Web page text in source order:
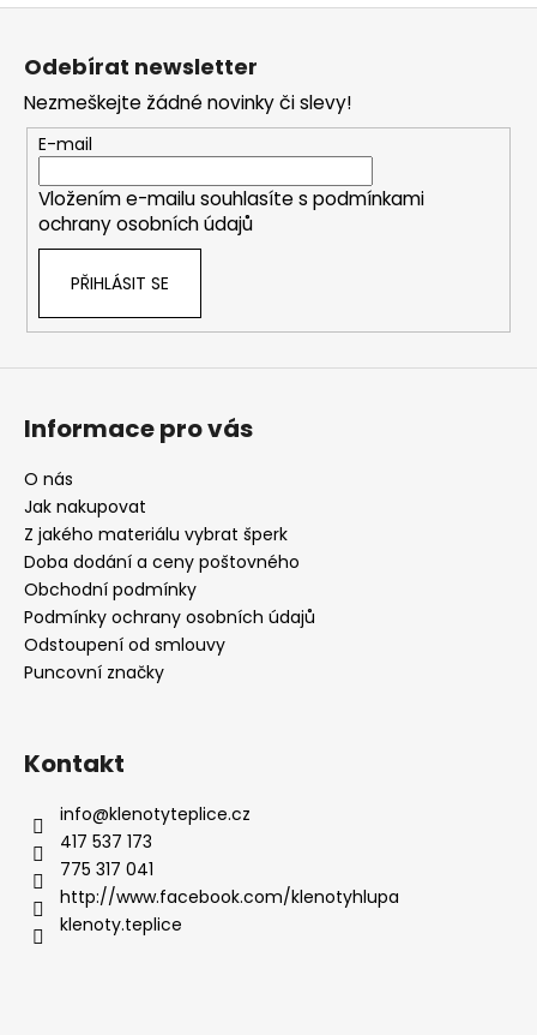
Z
Odebírat newsletter
Nezmeškejte žádné novinky či slevy!
E-mail
Vložením e-mailu souhlasíte s podmínkami
ochrany osobních údajů
PŘIHLÁSIT SE
Informace pro vás
O nás
Jak nakupovat
Z jakého materiálu vybrat šperk
Doba dodání a ceny poštovného
Obchodní podmínky
Podmínky ochrany osobních údajů
Odstoupení od smlouvy
Puncovní značky
Kontakt
info@klenotyteplice.cz
417 537 173
775 317 041
http://www.facebook.com/klenotyhlupa
klenoty.teplice